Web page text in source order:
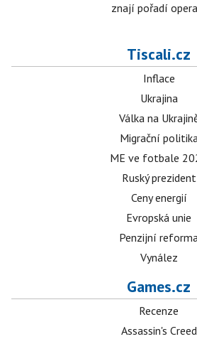
znají pořadí
Tiscali.cz
Inflace
Ukrajina
Válka na
Migrační
ME ve fotbale
Ruský prezident
Ceny energií
Evropská unie
Penzijní
Vynález
Games.cz
Recenze
Assassin's Creed